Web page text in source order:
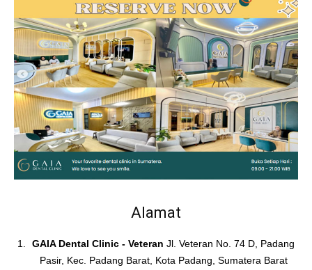
Alamat
GAIA Dental Clinic - Veteran Jl. Veteran No. 74 D, Padang
Pasir, Kec. Padang Barat, Kota Padang, Sumatera Barat